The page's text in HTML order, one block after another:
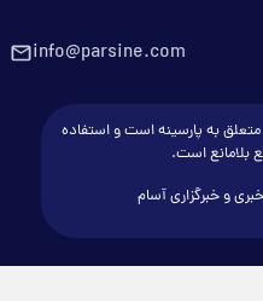
info@parsine.com
به پارسینه است و استفاده
بلامانع است.
و خبرگزاری آسام